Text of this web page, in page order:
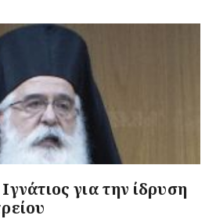
για την ίδρυση